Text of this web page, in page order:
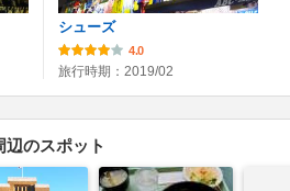
シューズ
4.0
旅行時期：2019/02
のスポット